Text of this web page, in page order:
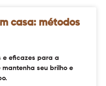
casa: métodos
e eficazes para a
mantenha seu brilho e